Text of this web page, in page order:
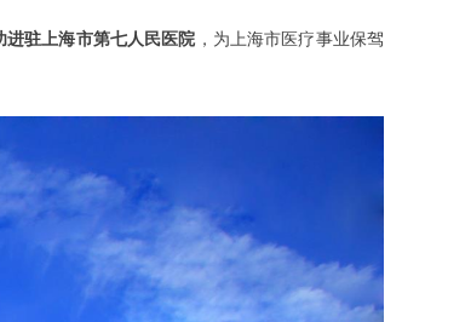
驻上海市第七人民医院 ，为上海市医疗事业保驾